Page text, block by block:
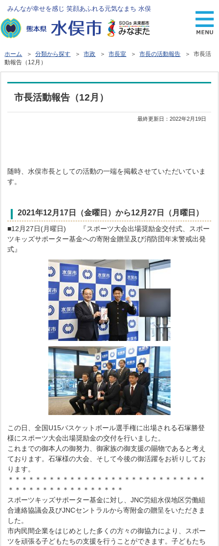
みんなが幸せを感じ 笑顔あふれる元気なまち 水俣
ホーム ＞分類から探す ＞市政 ＞市長室 ＞市長の活動報告 ＞ 市長活
動報告（12月）
市長活動報告（12月）
最終更新日：2022年2月19日
随時、水俣市長としての活動の一端を掲載させていただいていま
す。
2021年12月17 日（金曜日）から12月27 日 （月曜日）
■12月27日(月曜日) 『スポーツ大会出場奨励金交付式、スポー
ツキッズサポーター基金への寄附金贈呈及び消防団年末警戒出発
式』
この日、全国U15バスケットボール選手権に出場される石塚勝登
様にスポーツ大会出場奨励金の交付を行いました。
これまでの御本人の御努力、御家族の御支援の賜物であると考え
ております。石塚様の大会、そして今後の御活躍をお祈りしてお
ります。
＊＊＊＊＊＊＊＊＊＊＊＊＊＊＊＊＊＊＊＊＊＊＊＊＊＊＊＊＊
＊＊＊＊＊＊＊＊＊＊＊＊＊＊＊＊＊
スポーツキッズサポーター基金に対し、JNC労組水俣地区労働組
合連絡協議会及びJNCセントラルから寄附金の贈呈をいただきま
した。
市内民間企業をはじめとした多くの方々の御協力により、スポー
ツを頑張る子どもたちの支援を行うことができます。子どもたち